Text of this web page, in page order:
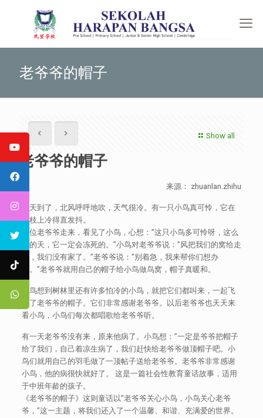
老爷爷的帽子
Show all
老爷爷的帽子
来源： zhuanlan.zhihu
冬天到了，北风呼呼地吹，天气很冷。有一只小鸟真可怜，它在
树枝上冷得直发抖。
一位老爷爷走来，看见了小鸟，心想：”这只小鸟多可怜呀，这么
冷的天，它一定会冻死的。”小鸟对老爷爷说：”风把我们的窝给走
了，我们没有家了。”老爷爷说：”别着急，我来帮你们想办
法。”老爷爷就用自己的帽子给小鸟做鸟窝，帽子真暖和。
小鸟想到树林里还有许多怕冷的小鸟，就把它们都叫来，一起飞
进了老爷爷的帽子。它们非常感谢老爷爷。以后老爷爷也天天来
看小鸟，小鸟们每次都唱歌给老爷爷听。
有一天老爷爷没有来，原来他病了。小鸟想：”一定是爷爷把帽子
给了我们，自己着凉生病了，我们赶快给老爷爷做顶帽子吧。小
鸟们就用自己的羽毛做了一顶帖子送给老爷爷。老爷爷非常感谢
小鸟，他的病很快就好了。 这是一篇社会性教育童话故事，适用
于中班年龄的孩子。
《老爷爷的帽子》这则童话以”老爷爷关心小鸟，小鸟关心老爷
爷，”这一主题，将我们还入了一个温馨、和谐、充满爱的世界。